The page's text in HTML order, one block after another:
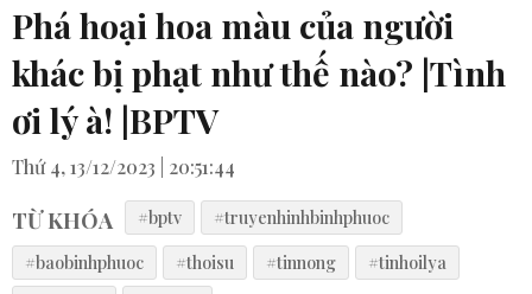
Phá hoại hoa màu của người
khác bị phạt như thế nào? |Tình
ơi lý à! |BPTV
Thứ 4, 13/12/2023 | 20:51:44
TỪ KHÓA #bptv
#truyenhinhbinhphuoc
#baobinhphuoc
#thoisu #tinnong
#tinhoilya